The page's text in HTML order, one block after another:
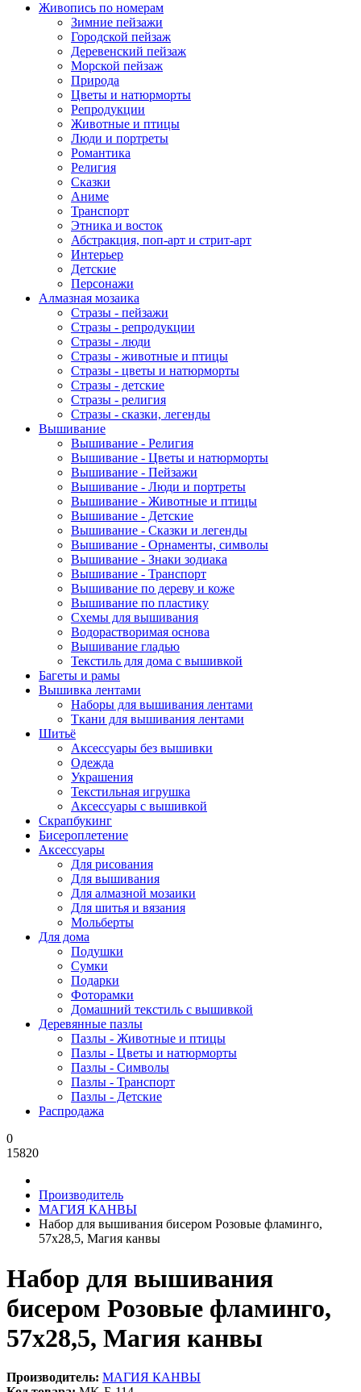
Живопись по номерам
Зимние пейзажи
Городской пейзаж
Деревенский пейзаж
Морской пейзаж
Природа
Цветы и натюрморты
Репродукции
Животные и птицы
Люди и портреты
Романтика
Религия
Сказки
Аниме
Транспорт
Этника и восток
Абстракция, поп-арт и стрит-арт
Интерьер
Детские
Персонажи
Алмазная мозаика
Стразы - пейзажи
Стразы - репродукции
Стразы - люди
Стразы - животные и птицы
Стразы - цветы и натюрморты
Стразы - детские
Стразы - религия
Стразы - сказки, легенды
Вышивание
Вышивание - Религия
Вышивание - Цветы и натюрморты
Вышивание - Пейзажи
Вышивание - Люди и портреты
Вышивание - Животные и птицы
Вышивание - Детские
Вышивание - Сказки и легенды
Вышивание - Орнаменты, символы
Вышивание - Знаки зодиака
Вышивание - Транспорт
Вышивание по дереву и коже
Вышивание по пластику
Схемы для вышивания
Водорастворимая основа
Вышивание гладью
Текстиль для дома с вышивкой
Багеты и рамы
Вышивка лентами
Наборы для вышивания лентами
Ткани для вышивания лентами
Шитьё
Аксессуары без вышивки
Одежда
Украшения
Текстильная игрушка
Аксессуары с вышивкой
Скрапбукинг
Бисероплетение
Аксессуары
Для рисования
Для вышивания
Для алмазной мозаики
Для шитья и вязания
Мольберты
Для дома
Подушки
Сумки
Подарки
Фоторамки
Домашний текстиль с вышивкой
Деревянные пазлы
Пазлы - Животные и птицы
Пазлы - Цветы и натюрморты
Пазлы - Символы
Пазлы - Транспорт
Пазлы - Детские
Распродажа
0
15820
Производитель
МАГИЯ КАНВЫ
Набор для вышивания бисером Розовые фламинго,
57x28,5, Магия канвы
Набор для вышивания
бисером Розовые фламинго,
57x28,5, Магия канвы
Производитель: МАГИЯ КАНВЫ